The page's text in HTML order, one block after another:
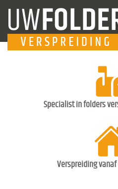
Specialist in folders
Verspreiding vanaf